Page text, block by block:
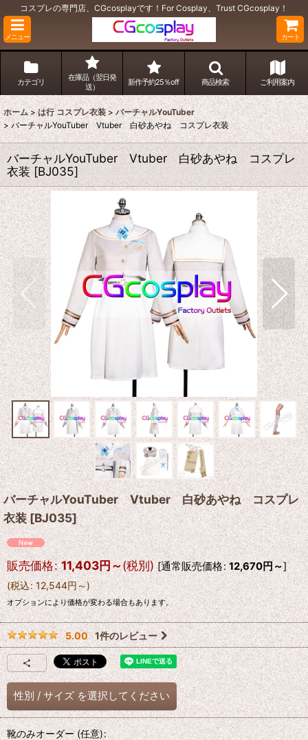
コスプレの専門店、CGcosplayです！For Cosplay、Trust CGcosplay！
メニュー カート
カテゴリ
在庫品（翌日発
送）
新作予約25％off 商品検索 ご利用案内
ホーム > は行 コスプレ衣装 > バーチャルYouTuber
> バーチャルYouTuber Vtuber 白砂あやね コスプレ衣装
バーチャルYouTuber Vtuber 白砂あやね コスプレ
衣装 [BJ035]
バーチャルYouTuber Vtuber 白砂あやね コスプレ
衣装 [BJ035]
販売価格: 11,403円～(税別) [通常販売価格: 12,670円～]
(税込: 12,544円～)
オプションにより価格が変わる場合もあります。
5.00 1件のレビュー
性別 / サイズ を選択してください
靴のみオーダー(任意):